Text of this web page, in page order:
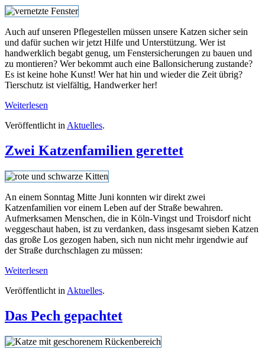
Auch auf unseren Pflegestellen müssen unsere Katzen sicher sein
und dafür suchen wir jetzt Hilfe und Unterstützung. Wer ist
handwerklich begabt genug, um Fenstersicherungen zu bauen und
zu montieren? Wer bekommt auch eine Ballonsicherung zustande?
Es ist keine hohe Kunst! Wer hat hin und wieder die Zeit übrig?
Tierschutz ist vielfältig, Handwerker her!
Weiterlesen
Veröffentlicht in Aktuelles.
Zwei Katzenfamilien gerettet
An einem Sonntag Mitte Juni konnten wir direkt zwei
Katzenfamilien vor einem Leben auf der Straße bewahren.
Aufmerksamen Menschen, die in Köln-Vingst und Troisdorf nicht
weggeschaut haben, ist zu verdanken, dass insgesamt sieben Katzen
das große Los gezogen haben, sich nun nicht mehr irgendwie auf
der Straße durchschlagen zu müssen:
Weiterlesen
Veröffentlicht in Aktuelles.
Das Pech gepachtet